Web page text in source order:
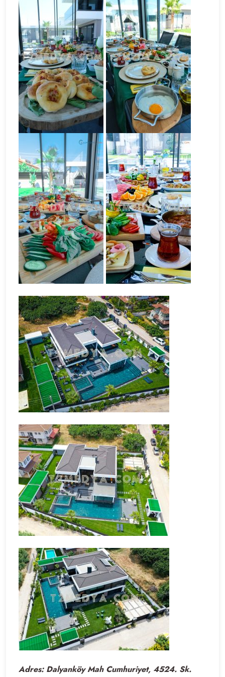
Adres: Dalyanköy Mah Cumhuriyet, 4524. Sk.